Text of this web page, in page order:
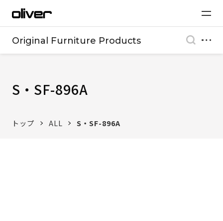
Original Furniture Products
S・SF-896A
トップ ALL S・SF-896A